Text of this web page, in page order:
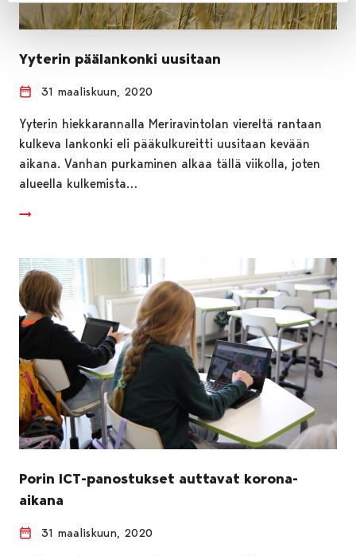
Yyterin päälankonki uusitaan
31 maaliskuun, 2020
Yyterin hiekkarannalla Meriravintolan viereltä rantaan
kulkeva lankonki eli pääkulkureitti uusitaan kevään
aikana. Vanhan purkaminen alkaa tällä viikolla, joten
alueella kulkemista…
Porin ICT-panostukset auttavat korona-
aikana
31 maaliskuun, 2020